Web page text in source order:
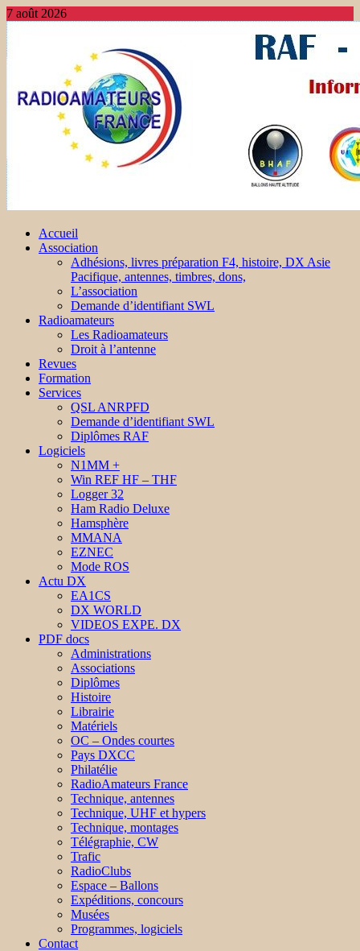
7 août 2026
Accueil
Association
Adhésions, livres préparation F4, histoire, DX Asie
Pacifique, antennes, timbres, dons,
L’association
Demande d’identifiant SWL
Radioamateurs
Les Radioamateurs
Droit à l’antenne
Revues
Formation
Services
QSL ANRPFD
Demande d’identifiant SWL
Diplômes RAF
Logiciels
N1MM +
Win REF HF – THF
Logger 32
Ham Radio Deluxe
Hamsphère
MMANA
EZNEC
Mode ROS
Actu DX
EA1CS
DX WORLD
VIDEOS EXPE. DX
PDF docs
Administrations
Associations
Diplômes
Histoire
Librairie
Matériels
OC – Ondes courtes
Pays DXCC
Philatélie
RadioAmateurs France
Technique, antennes
Technique, UHF et hypers
Technique, montages
Télégraphie, CW
Trafic
RadioClubs
Espace – Ballons
Expéditions, concours
Musées
Programmes, logiciels
Contact